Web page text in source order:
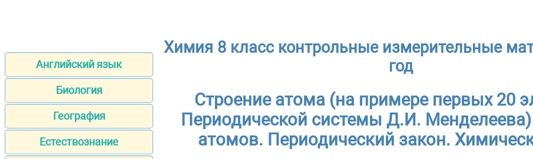
Английский язык
Биология
География
Естествознание
Химия 8 класс контрольные измерительные
год
Строение атома (на примере первых 20
Периодической системы Д.И. Менделеева)
атомов. Периодический закон.